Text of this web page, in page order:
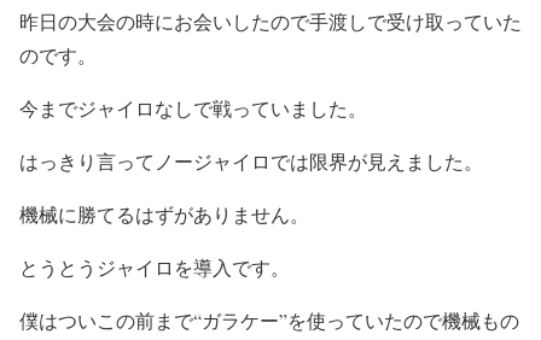
昨日の大会の時にお会いしたので手渡しで受け取っていた
のです。
今までジャイロなしで戦っていました。
はっきり言ってノージャイロでは限界が見えました。
機械に勝てるはずがありません。
とうとうジャイロを導入です。
僕はついこの前まで“ガラケー”を使っていたので機械もの